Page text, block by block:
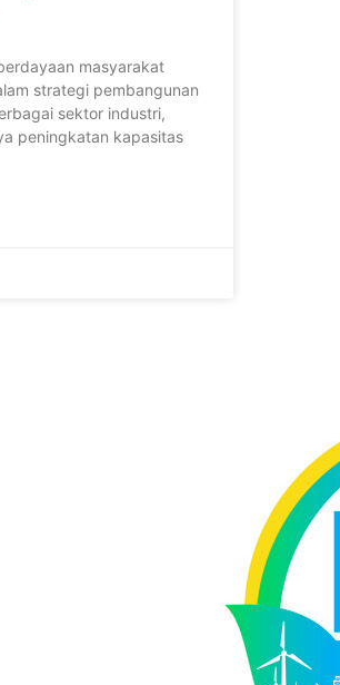
masyarakat
strategi pembangunan
sektor industri,
peningkatan kapasitas